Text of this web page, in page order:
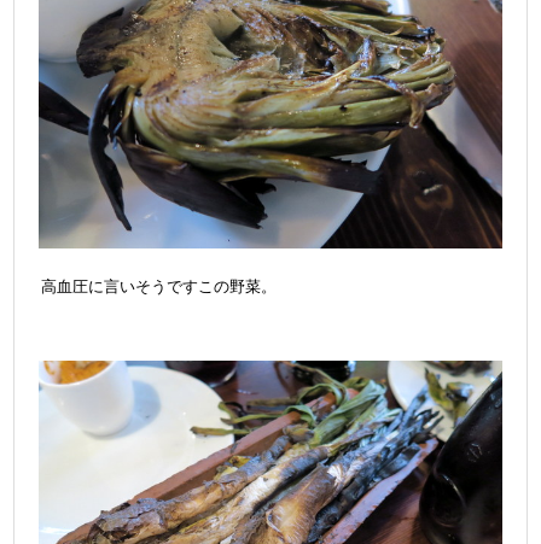
高血圧に言いそうですこの野菜。